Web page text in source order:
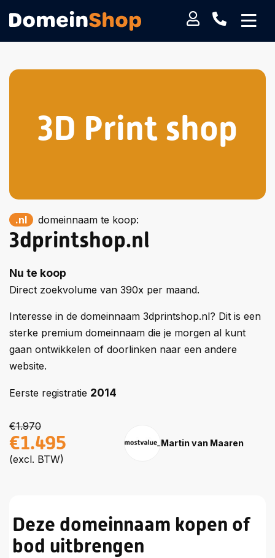
3D Print shop
.nl domeinnaam te koop:
3dprintshop.nl
Nu te koop
Direct zoekvolume van 390x per maand.
Interesse in de domeinnaam 3dprintshop.nl? Dit is een
sterke premium domeinnaam die je morgen al kunt
gaan ontwikkelen of doorlinken naar een andere
website.
Eerste registratie 2014
€1.970
€1.495
(excl. BTW)
Martin van Maaren
Deze domeinnaam kopen of
bod uitbrengen